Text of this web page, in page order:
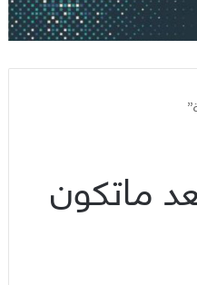
ماتكون